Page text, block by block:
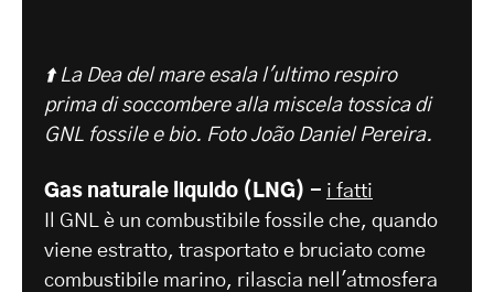
⬆️ La Dea del mare esala l'ultimo respiro
prima di soccombere alla miscela tossica di
GNL fossile e bio. Foto João Daniel Pereira.
Gas naturale liquido (LNG) - i fatti
Il GNL è un combustibile fossile che, quando
viene estratto, trasportato e bruciato come
combustibile marino, rilascia nell'atmosfera